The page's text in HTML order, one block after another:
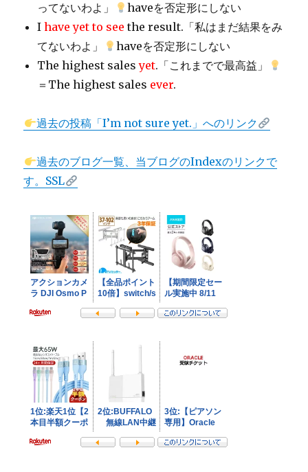
ってないわよ」
haveを否定形にしない
Ihave yet to see the result.「私はまだ結果をみ
てないわよ」
haveを否定形にしない
The highest salesyet.「これまでで最高益」
＝The highest sales ever.
過去の投稿「I’m not sure yet.」へのリンク
過去のブログ一覧、当ブログのIndexのリンクで
す。SSL